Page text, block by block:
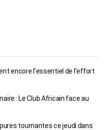
encore l’essentiel de l’effort
: Le Club Africain face au
tournantes ce jeudi dans